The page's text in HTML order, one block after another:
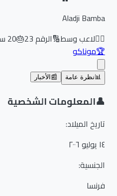
Aladji Bamba
لاعب وسط🔢الرقم23
🎂
20سنة
موناكو
نظرة عامة 📰 الأخبار
المعلومات الشخصية
تاريخ الميلاد:
الجنسية:
فرنسا